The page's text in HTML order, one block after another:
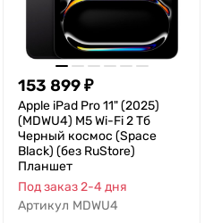
153 899₽
Apple iPad Pro 11" (2025)
(MDWU4) M5 Wi-Fi 2 Тб
Черный космос (Space
Black) (без RuStore)
Планшет
Под заказ 2-4 дня
Артикул MDWU4